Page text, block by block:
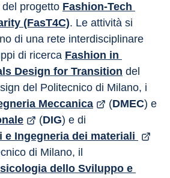
del progetto Fashion-Tech
(FasT4C). Le attività si
di una rete interdisciplinare
di ricerca Fashion in
Design for Transition del
del Politecnico di Milano, i
Meccanica (DMEC) e
(DIG) e di
e Ingegneria dei materiali
di Milano, il
dello Sviluppo e